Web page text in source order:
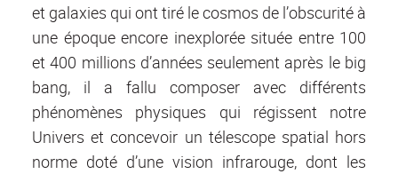
et galaxies qui ont tiré le cosmos de l’obscurité à
une époque encore inexplorée située entre 100
et 400 millions d’années seulement après le big
bang, il a fallu composer avec différents
phénomènes physiques qui régissent notre
Univers et concevoir un télescope spatial hors
norme doté d’une vision infrarouge, dont les